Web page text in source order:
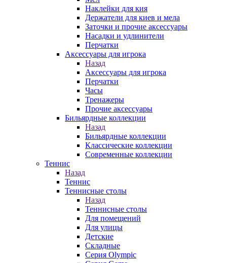
Наклейки для кия
Держатели для киев и мела
Заточки и прочие аксессуары
Насадки и удлинители
Перчатки
Аксессуары для игрока
Назад
Аксессуары для игрока
Перчатки
Часы
Тренажеры
Прочие аксессуары
Бильярдные коллекции
Назад
Бильярдные коллекции
Классические коллекции
Современные коллекции
Теннис
Назад
Теннис
Теннисные столы
Назад
Теннисные столы
Для помещений
Для улицы
Детские
Складные
Серия Olympic